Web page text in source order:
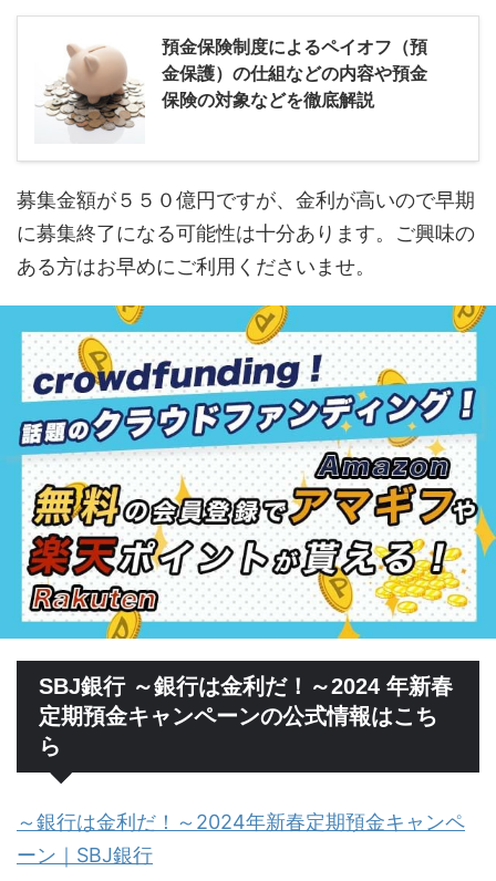
預金保険制度によるペイオフ（預
金保護）の仕組などの内容や預金
保険の対象などを徹底解説
募集金額が５５０億円ですが、金利が高いので早期
に募集終了になる可能性は十分あります。ご興味の
ある方はお早めにご利用くださいませ。
SBJ銀行 ～銀行は金利だ！～2024 年新春
定期預金キャンペーンの公式情報はこち
ら
～銀行は金利だ！～2024年新春定期預金キャンペ
ーン｜SBJ銀行